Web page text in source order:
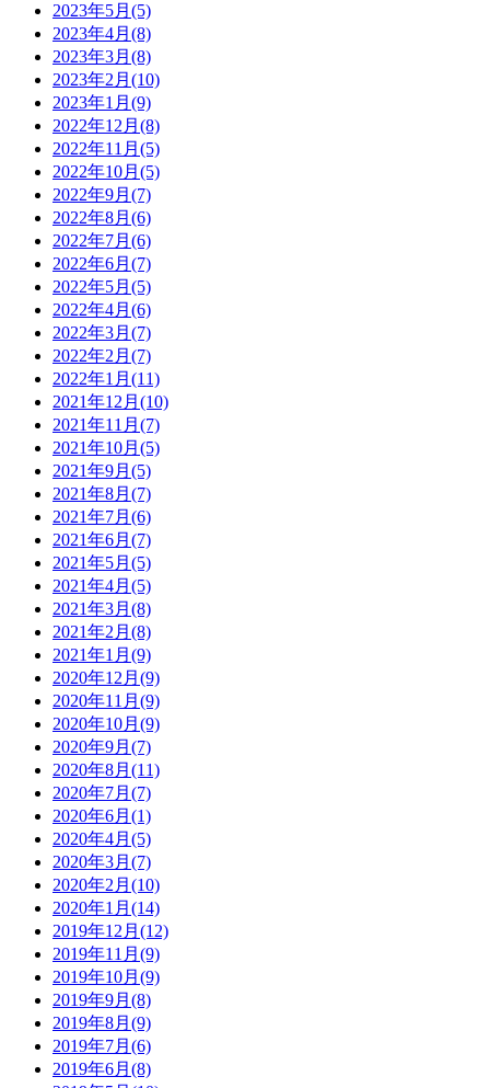
2023年5月(5)
2023年4月(8)
2023年3月(8)
2023年2月(10)
2023年1月(9)
2022年12月(8)
2022年11月(5)
2022年10月(5)
2022年9月(7)
2022年8月(6)
2022年7月(6)
2022年6月(7)
2022年5月(5)
2022年4月(6)
2022年3月(7)
2022年2月(7)
2022年1月(11)
2021年12月(10)
2021年11月(7)
2021年10月(5)
2021年9月(5)
2021年8月(7)
2021年7月(6)
2021年6月(7)
2021年5月(5)
2021年4月(5)
2021年3月(8)
2021年2月(8)
2021年1月(9)
2020年12月(9)
2020年11月(9)
2020年10月(9)
2020年9月(7)
2020年8月(11)
2020年7月(7)
2020年6月(1)
2020年4月(5)
2020年3月(7)
2020年2月(10)
2020年1月(14)
2019年12月(12)
2019年11月(9)
2019年10月(9)
2019年9月(8)
2019年8月(9)
2019年7月(6)
2019年6月(8)